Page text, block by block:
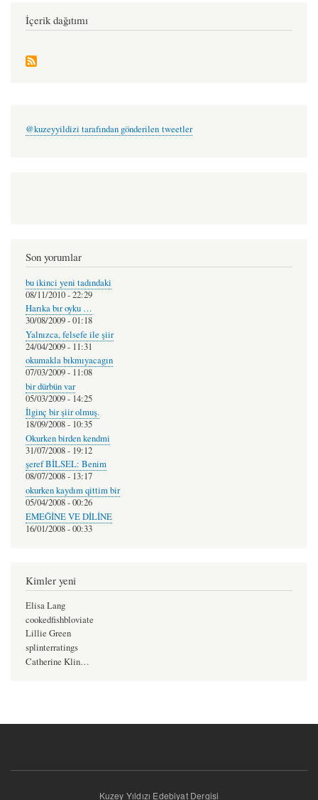
İçerik dağıtımı
@kuzeyyildizi tarafından gönderilen tweetler
Son yorumlar
bu ikinci yeni tadındaki
08/11/2010 - 22:29
Harıka bır oyku …
30/08/2009 - 01:18
Yalnızca, felsefe ile şiir
24/04/2009 - 11:31
okumakla bıkmıyacagın
07/03/2009 - 11:08
bir dürbün var
05/03/2009 - 14:25
İlginç bir şiir olmuş.
18/09/2008 - 10:35
Okurken birden kendmi
31/07/2008 - 19:12
şeref BİLSEL: Benim
08/07/2008 - 13:17
okurken kaydım qittim bir
05/04/2008 - 00:26
EMEĞİNE VE DİLİNE
16/01/2008 - 00:33
Kimler yeni
Elisa Lang
cookedfishbloviate
Lillie Green
splinterratings
Catherine Klin…
Kuzey Yıldızı Edebiyat Dergisi